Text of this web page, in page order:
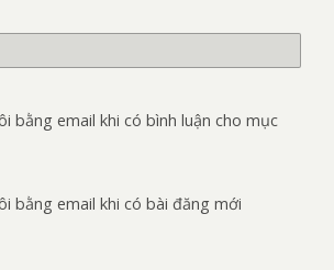
bằng email khi có bình luận cho mục
bằng email khi có bài đăng mới